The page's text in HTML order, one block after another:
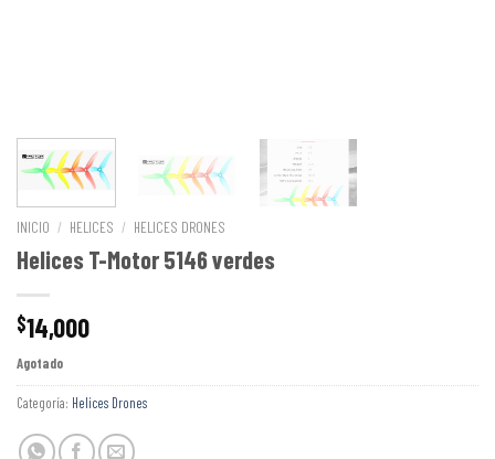
INICIO / HELICES / HELICES DRONES
Helices T-Motor 5146 verdes
$14,000
Agotado
Categoría: Helices Drones